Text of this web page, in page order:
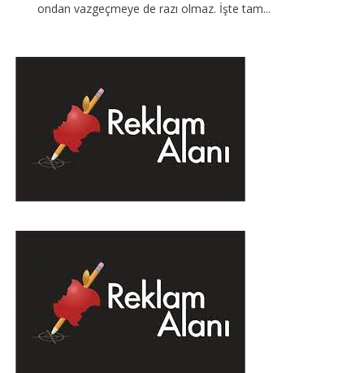
ondan vazgeçmeye de razı olmaz. İşte tam...